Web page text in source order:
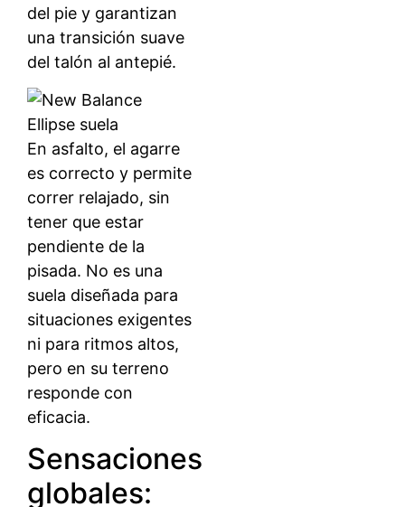
del pie y garantizan
una transición suave
del talón al antepié.
En asfalto, el agarre
es correcto y permite
correr relajado, sin
tener que estar
pendiente de la
pisada. No es una
suela diseñada para
situaciones exigentes
ni para ritmos altos,
pero en su terreno
responde con
eficacia.
Sensaciones
globales: